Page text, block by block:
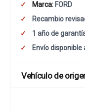
Marca: FORD
Recambio
1 año de
Envío disponible
Vehículo de